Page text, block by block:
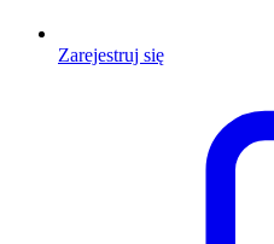
Zarejestruj się